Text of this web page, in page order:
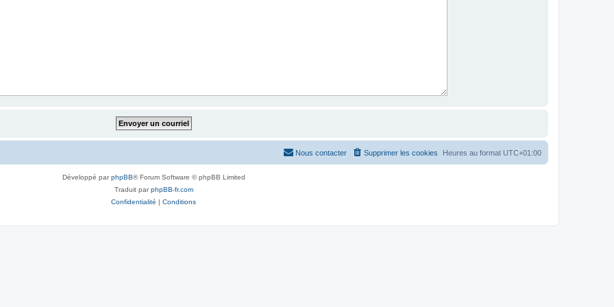
Heures au format UTC+01:00
Supprimer les cookies
Nous contacter
Développé parphpBB® Forum Software © phpBB Limited
Traduit parphpBB-fr.com
Confidentialité | Conditions